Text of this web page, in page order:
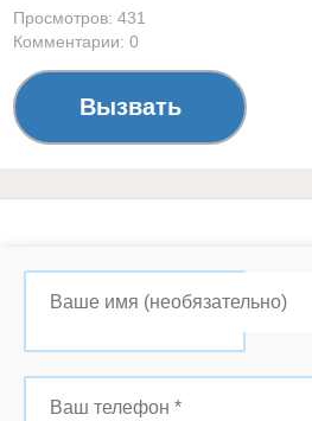
Просмотров: 431
Комментарии: 0
Вызвать